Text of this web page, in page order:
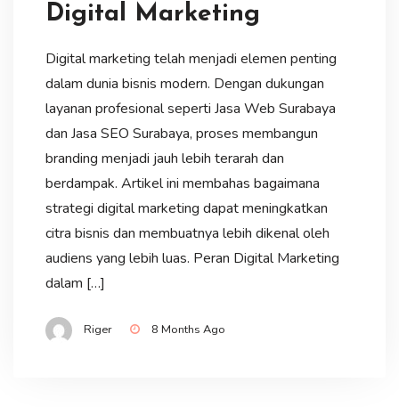
Digital Marketing
Digital marketing telah menjadi elemen penting
dalam dunia bisnis modern. Dengan dukungan
layanan profesional seperti Jasa Web Surabaya
dan Jasa SEO Surabaya, proses membangun
branding menjadi jauh lebih terarah dan
berdampak. Artikel ini membahas bagaimana
strategi digital marketing dapat meningkatkan
citra bisnis dan membuatnya lebih dikenal oleh
audiens yang lebih luas. Peran Digital Marketing
dalam […]
Riger 8 Months Ago